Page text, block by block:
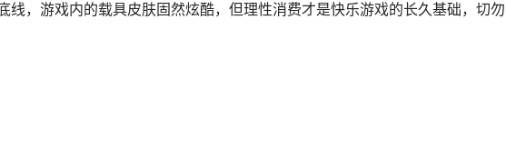
线，游戏内的载具皮肤固然炫酷，但理性消费才是快乐游戏的长久基础，切勿